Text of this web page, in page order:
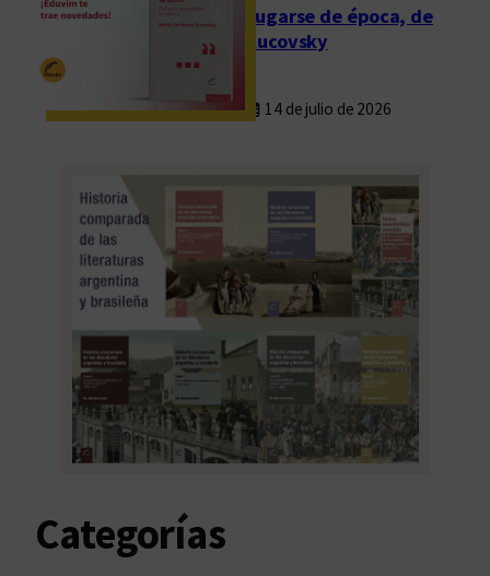
Fugarse de época, de
Rucovsky
14 de julio de 2026
Categorías